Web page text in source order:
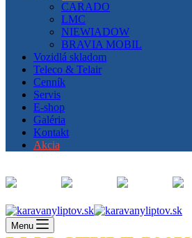
CARADO
LMC
NIEWIADOW
BRAVIA MOBIL
Vozidlá skladom
Teleco & Telair
Cenník
Servis
E-shop
Galéria
Kontakt
Akcia
Menu